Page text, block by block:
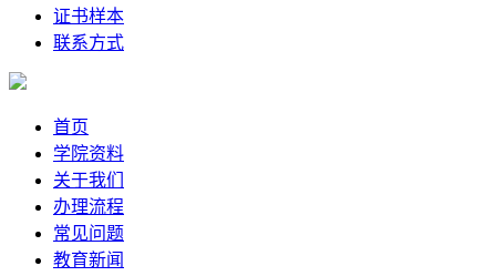
证书样本
联系方式
首页
学院资料
关于我们
办理流程
常见问题
教育新闻